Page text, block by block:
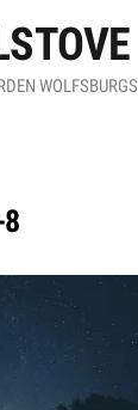
WOLFSBURGS